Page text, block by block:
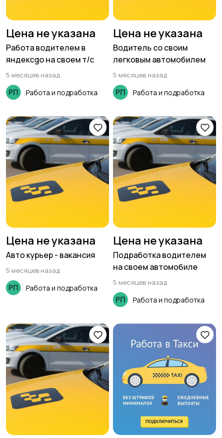
Цена не указана
Работа водителем в
яндексgo на своем т/с
5 месяцев назад
Работа и подработка
Цена не указана
Водитель со своим
легковым автомобилем
5 месяцев назад
Работа и подработка
Цена не указана
Авто курьер - вакансия
5 месяцев назад
Работа и подработка
Цена не указана
Подработка водителем
на своем автомобиле
5 месяцев назад
Работа и подработка